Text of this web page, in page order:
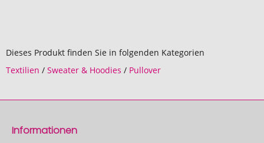
Dieses Produkt finden Sie in folgenden Kategorien
Textilien / Sweater & Hoodies / Pullover
Informationen